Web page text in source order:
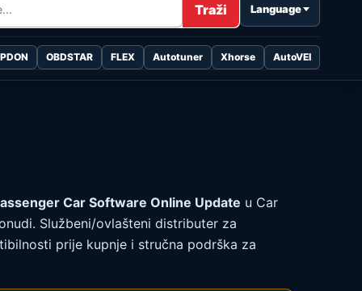
Traži Language
OBDSTAR FLEX Autotuner Xhorse AutoVEI
€
€
Car Software Online Update u Car
Službeni/ovlašteni distributer za
prije kupnje i stručna podrška za